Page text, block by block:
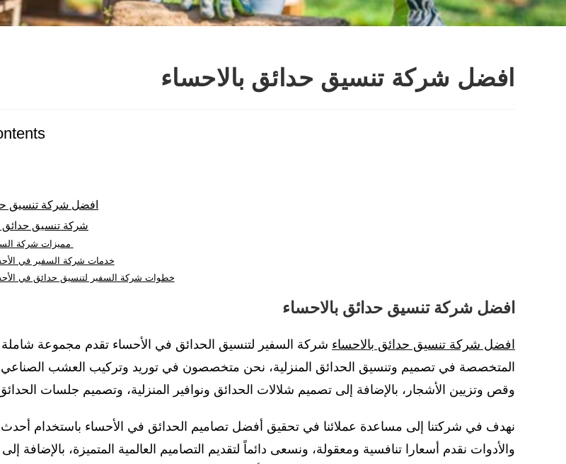
افضل شركة تنسيق حدائق بالاحساء
افضل شركة تنسيق
شركة تنسيق حدائق
خدمات شركة السفير في
خطوات شركة السفير لتنسيق حدائق في
افضل شركة تنسيق حدائق بالاحساء
افضل شركة تنسيق حدائق بالاحساء شركة السفير لتنسيق الحدائق في الأحساء تقدم مجموعة
المتخصصة في تصميم وتنسيق الحدائق المنزلية، نحن متخصصون في توريد وتركيب العشب الصناعي
وقص وتزيين الأشجار، بالإضافة إلى تصميم شلالات الحدائق ونوافير المنزلية، وتصميم جلسات الحدائق
نهدف في شركتنا إلى مساعدة عملائنا في تحقيق أفضل تصاميم الحدائق في الأحساء باستخدام أحدث
والأدوات نقدم أسعارا تنافسية ومعقولة، ونسعى دائماً لتقديم التصاميم العالمية المتميزة، بالإضافة